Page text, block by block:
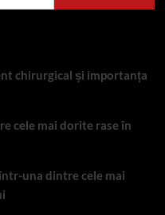
chirurgical și importanța
cele mai dorite rase în
una dintre cele mai